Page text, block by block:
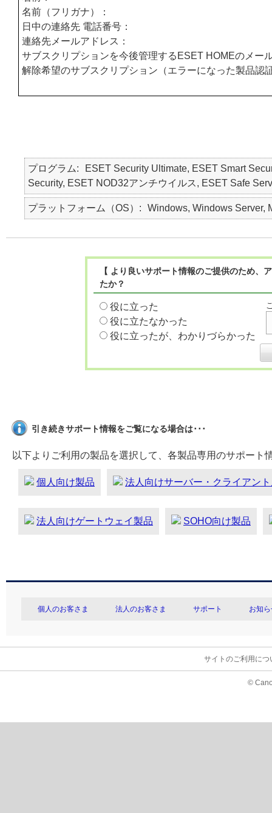
名前（フリガナ）：
日中の連絡先 電話番号：
連絡先メールアドレス：
サブスクリプションを今後管理するESET HOMEのメー
解除希望のサブスクリプション（エラーになった製品認
プログラム
ESET Security Ultimate, ESET Smart
Security, ESET NOD32アンチウイルス, ESET Safe
プラットフォーム（OS） Windows, Windows Server,
【 より良いサポート情報のご提供のため
たか？
役に立った
役に立たなかった
役に立ったが、わかりづらかった
引き続きサポート情報をご覧になる場合は･･･
以下よりご利用の製品を選択して、各製品専用のサポート
個人向け製品 法人向けサーバー・クライアン
法人向けゲートウェイ製品 SOHO向け製品
個人のお客さま 法人のお客さま サポート お知
サイトのご利用につ
©